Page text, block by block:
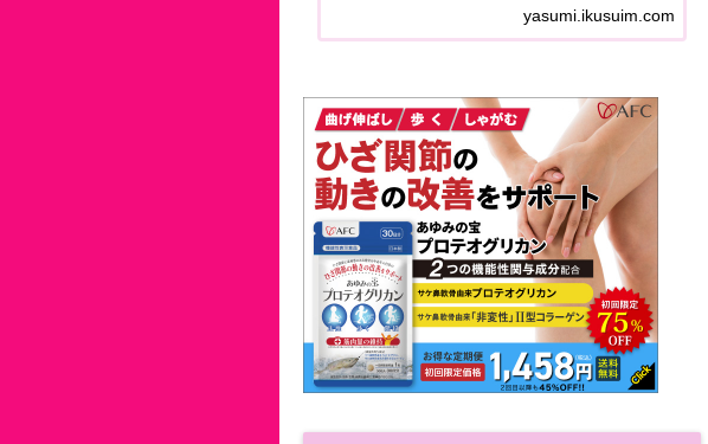
へ、ひざ関節と筋肉量をダブ
ルサポートするサプリの正直
ートする。
yasumi.ikusuim.com